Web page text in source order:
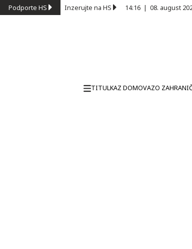
Podporte HS Inzerujte na HS 14:16 | 08. august
TITULKAZ DOMOVAZO